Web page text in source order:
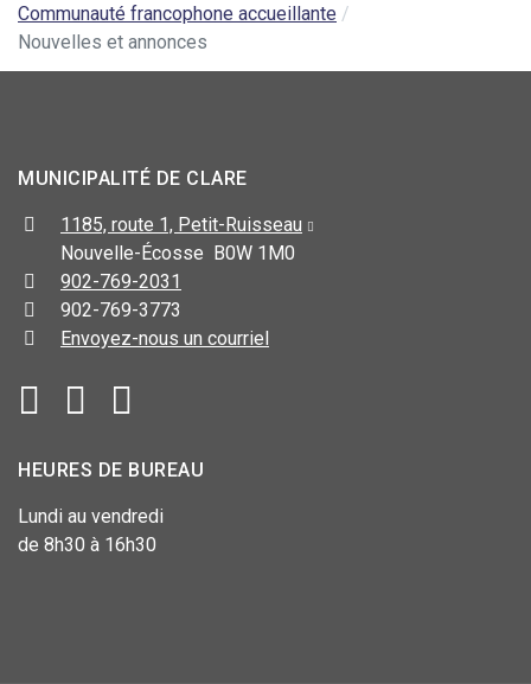
Communauté francophone accueillante
Nouvelles et annonces
MUNICIPALITÉ DE CLARE
1185, route 1, Petit-Ruisseau
Nouvelle-Écosse B0W 1M0
902-769-2031
902-769-3773
Envoyez-nous un courriel
HEURES DE BUREAU
Lundi au vendredi
de 8h30 à 16h30